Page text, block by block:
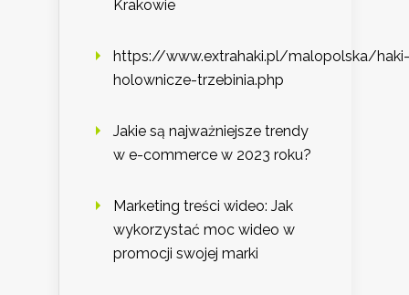
Krakowie
https://www.extrahaki.pl/malopolska/haki-
holownicze-trzebinia.php
Jakie są najważniejsze trendy
w e-commerce w 2023 roku?
Marketing treści wideo: Jak
wykorzystać moc wideo w
promocji swojej marki